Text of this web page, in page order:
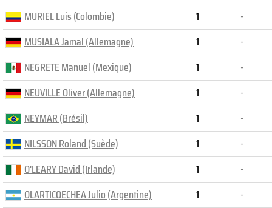
MURIEL Luis (Colombie)
MUSIALA Jamal (Allemagne)
NEGRETE Manuel (Mexique)
NEUVILLE Oliver (Allemagne)
NEYMAR (Brésil)
NILSSON Roland (Suède)
O'LEARY David (Irlande)
OLARTICOECHEA Julio (Argentine)
1
-
1
-
1
-
1
-
1
-
1
-
1
-
1
-